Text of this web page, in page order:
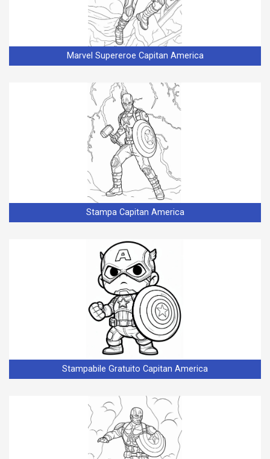
Marvel Supereroe Capitan America
Stampa Capitan America
Stampabile Gratuito Capitan America